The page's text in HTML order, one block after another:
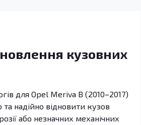
кузовних
для Opel Meriva B (2010–2017)
надійно відновити кузов
або незначних механічних